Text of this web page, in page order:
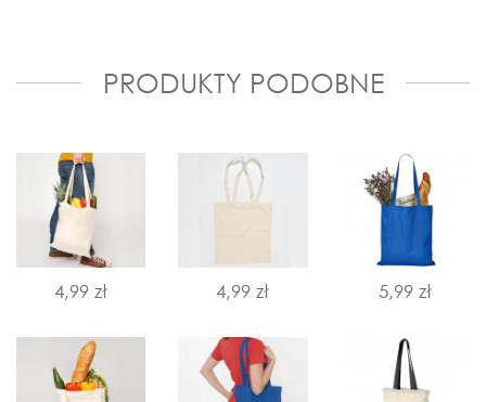
PRODUKTY PODOBNE
4,99 zł 4,99 zł 5,99 zł